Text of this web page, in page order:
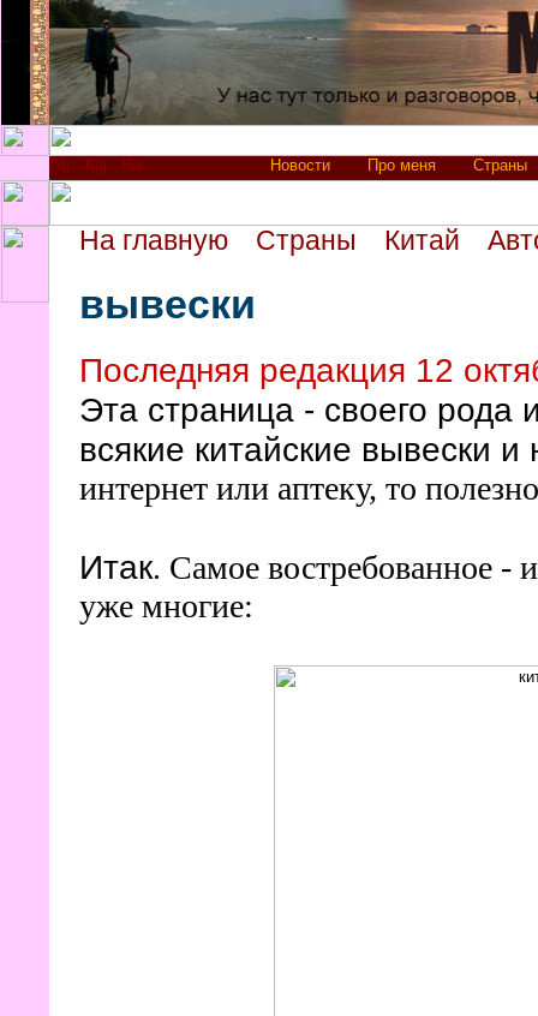
Новости Про меня Страны
На главную Страны Китай
вывески
Последняя редакция 12
Эта страница - своего рода
всякие китайские вывески и
интернет или аптеку, то
Итак. Самое востребованное -
уже многие: